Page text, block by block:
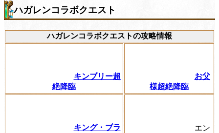
ハガレンコラボクエスト
ハガレンコラボクエストの攻略情報
キンブリー超
絶降臨
お父
様超絶降臨
キング・ブラ
エン